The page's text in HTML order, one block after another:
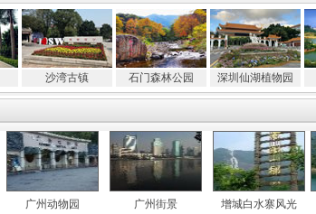
沙湾古镇 石门森林公园 深圳仙湖植物园
广州动物园 广州街景 增城白水寨风光